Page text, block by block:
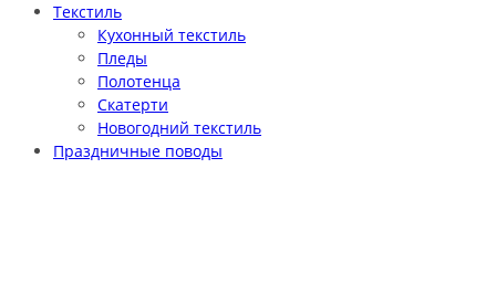
Текстиль
Кухонный текстиль
Пледы
Полотенца
Скатерти
Новогодний текстиль
Праздничные поводы